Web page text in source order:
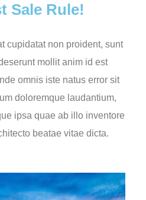
Sale Rule!
cupidatat non proident, sunt
mollit anim id est
omnis iste natus error sit
doloremque laudantium,
ipsa quae ab illo inventore
beatae vitae dicta.